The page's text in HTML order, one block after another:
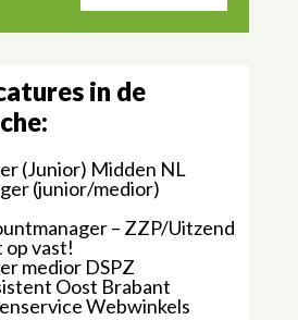
in de
(Junior) Midden NL
(junior/medior)
– ZZP/Uitzend
vast!
medior DSPZ
Oost Brabant
Webwinkels